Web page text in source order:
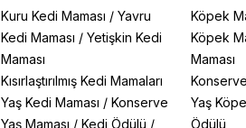
Kuru Kedi Maması / Yavru
Kedi Maması / Yetişkin Kedi
Maması
Kısırlaştırılmış Kedi Mamaları
Yaş Kedi Maması / Konserve
Yaş Maması / Kedi Ödülü /
Köpek
Köpek
Maması
Yaş
Ödülü